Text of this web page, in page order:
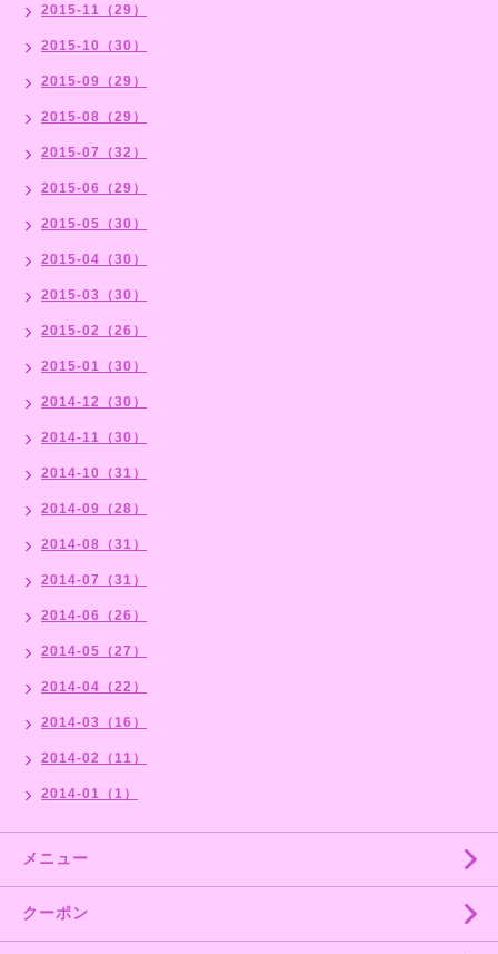
2015-11（29）
2015-10（30）
2015-09（29）
2015-08（29）
2015-07（32）
2015-06（29）
2015-05（30）
2015-04（30）
2015-03（30）
2015-02（26）
2015-01（30）
2014-12（30）
2014-11（30）
2014-10（31）
2014-09（28）
2014-08（31）
2014-07（31）
2014-06（26）
2014-05（27）
2014-04（22）
2014-03（16）
2014-02（11）
2014-01（1）
メニュー
クーポン